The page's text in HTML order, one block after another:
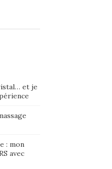
et je
: mon
avec